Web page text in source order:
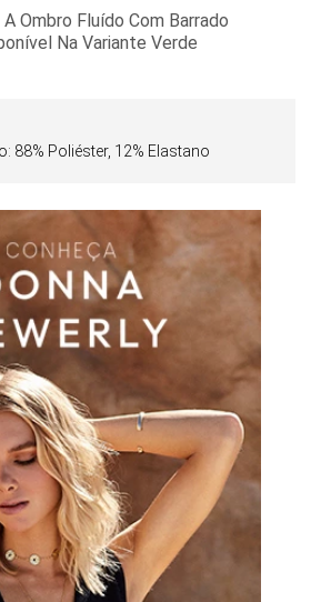
Ombro Fluído Com Barrado
Na Variante Verde
88% Poliéster, 12% Elastano